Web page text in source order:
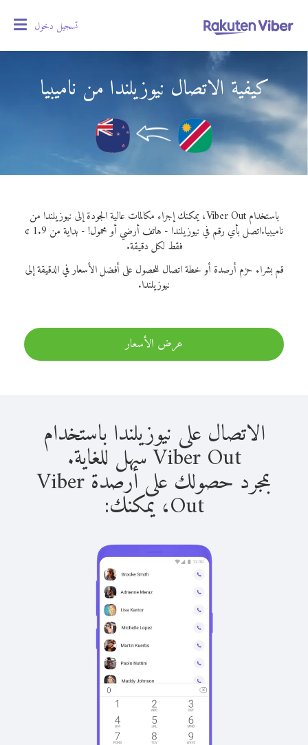
تسجيل دخول
كيفية الاتصال نيوزيلندا من ناميبيا
باستخدام Viber Out، يمكنك إجراء مكالمات عالية الجودة إلى نيوزيلندا من
ناميبيا.
اتصل بأي رقم في نيوزيلندا - هاتف أرضي أو محمول! - بداية من 1.9 ¢
فقط لكل دقيقة.
قم بشراء حزم أرصدة أو خطة اتصال للحصول على أفضل الأسعار في الدقيقة إلى
نيوزيلندا.
عرض الأسعار
الاتصال على نيوزيلندا باستخدام
Viber Out سهل للغاية.
بمجرد حصولك على أرصدة Viber
Out، يمكنك: